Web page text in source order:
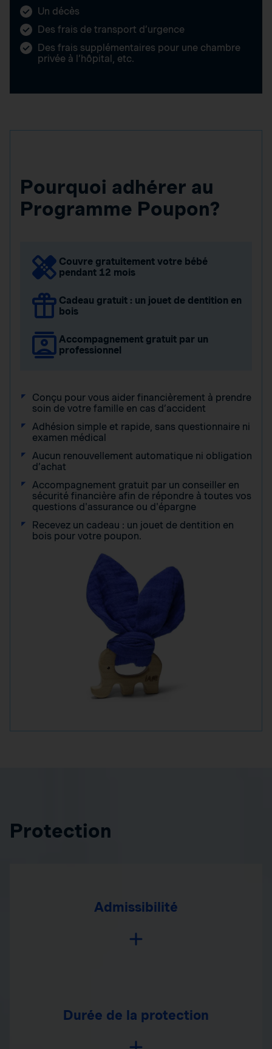
Un décès
Des frais de transport d’urgence
Des frais supplémentaires pour une chambre
privée à l’hôpital, etc.
Pourquoi adhérer au
Programme Poupon?
Couvre gratuitement votre bébé
pendant 12 mois
Cadeau gratuit : un jouet de dentition en
bois
Accompagnement gratuit par un
professionnel
Conçu pour vous aider financièrement à prendre
soin de votre famille en cas d’accident
Adhésion simple et rapide, sans questionnaire ni
examen médical
Aucun renouvellement automatique ni obligation
d’achat
Accompagnement gratuit par un conseiller en
sécurité financière afin de répondre à toutes vos
questions d'assurance ou d'épargne
Recevez un cadeau : un jouet de dentition en
bois pour votre poupon.
Protection
Admissibilité
Durée de la protection